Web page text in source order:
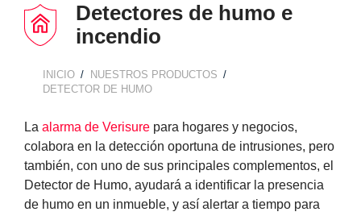
Detectores de humo e
incendio
BREADCRUMB
INICIO
NUESTROS PRODUCTOS
DETECTOR DE HUMO
La alarma de Verisure para hogares y negocios,
colabora en la detección oportuna de intrusiones, pero
también, con uno de sus principales complementos, el
Detector de Humo, ayudará a identificar la presencia
de humo en un inmueble, y así alertar a tiempo para